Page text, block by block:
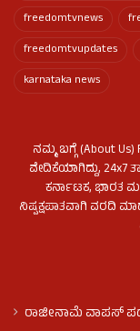
freedomtvnews
freedomtvupdates
karnataka news
ನಮ್ಮ ಬಗ್ಗೆ (About
ವೇದಿಕೆಯಾಗಿದ್ದು, 24x7
ಕರ್ನಾಟಕ, ಭಾರತ
ನಿಷ್ಪಕ್ಷಪಾತವಾಗಿ ವರದಿ
ರಾಜೀನಾಮೆ ವಾಪಸ್